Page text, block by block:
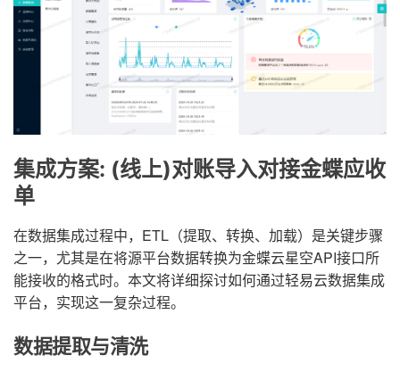
集成方案: (线上)对账导入对接金蝶应收
单
在数据集成过程中，ETL（提取、转换、加载）是关键步骤
之一，尤其是在将源平台数据转换为金蝶云星空API接口所
能接收的格式时。本文将详细探讨如何通过轻易云数据集成
平台，实现这一复杂过程。
数据提取与清洗